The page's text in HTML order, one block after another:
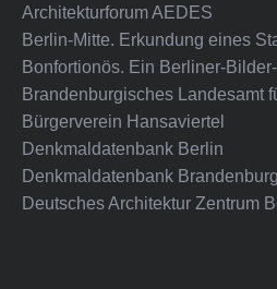
Architekturforum AEDES
Berlin-Mitte. Erkundung eines
Bonfortionös. Ein Berliner-
Brandenburgisches Landesamt
Bürgerverein Hansaviertel
Denkmaldatenbank Berlin
Denkmaldatenbank Brandenburg
Deutsches Architektur Zentrum